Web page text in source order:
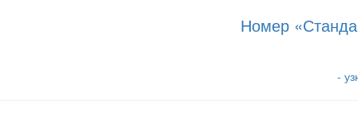
Номер
-